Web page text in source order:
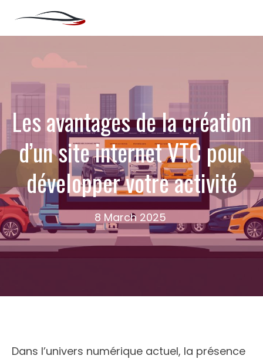
content
Les avantages de la création
d’un site internet VTC pour
développer votre activité
8 March 2025
Dans l’univers numérique actuel, la présence